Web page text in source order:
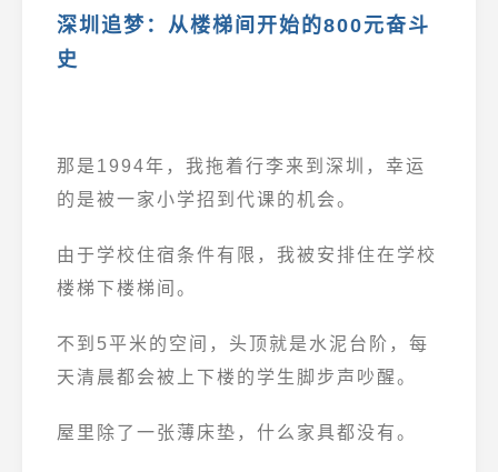
深圳追梦：从楼梯间开始的800元奋斗
史
那是1994年，我拖着行李来到深圳，幸运
的是被一家小学招到代课的机会。
由于学校住宿条件有限，我被安排住在学校
楼梯下楼梯间。
不到5平米的空间，头顶就是水泥台阶，每
天清晨都会被上下楼的学生脚步声吵醒。
屋里除了一张薄床垫，什么家具都没有。